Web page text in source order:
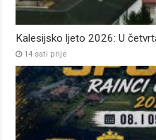
Kalesijsko ljeto 2026: U
14 sati prije